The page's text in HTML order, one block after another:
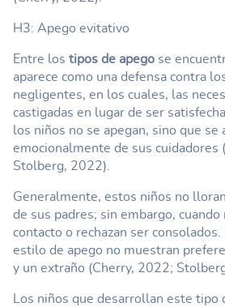
H3: Apego evitativo
Entre los tipos de apego se
aparece como una defensa contra
negligentes, en los cuales, las
castigadas en lugar de ser
los niños no se apegan, sino que se
emocionalmente de sus cuidadores
Stolberg, 2022).
Generalmente, estos niños no
de sus padres; sin embargo,
contacto o rechazan ser
estilo de apego no muestran
y un extraño (Cherry, 2022;
Los niños que desarrollan este tipo